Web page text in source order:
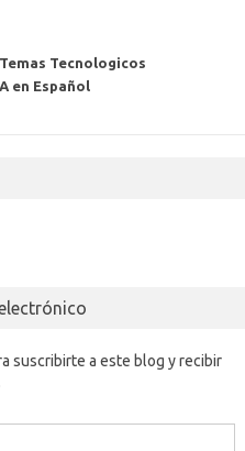
Tecnologicos
en Español
suscribirte a este blog y recibir